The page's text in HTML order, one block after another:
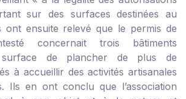
sur des surfaces destinées au
ont ensuite relevé que le permis de
concernait trois bâtiments
de plancher de plus de
à accueillir des activités artisanales
Ils en ont conclu que l’association